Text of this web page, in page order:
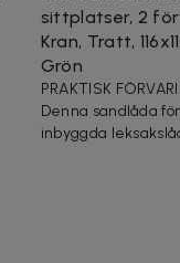
sittplatser, 2
Kran, Tratt,
Grön
PRAKTISK
Denna sandlåda
inbyggda